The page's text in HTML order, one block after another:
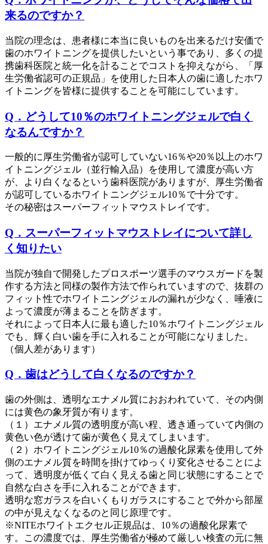
来るのですか？
当院の理念は、患者様に本当に良いものを出来るだけ安価で
歯のホワイトニングを提供したいという事であり、多くの提
携歯科医院と統一化を計ることでコストを抑えながら、「厚
生労働省認可の正規品」を使用した日本人の歯に適したホワ
イトニングを皆様に提供することを可能にしています。
Q．どうして10％のホワイトニングジェルで白く
なるんですか？
一般的に厚生労働省が認可していない16％や20％以上のホワ
イトニングジェル（並行輸入品）を使用して濃度が高い方
が、より白くなるという歯科医院がありますが、厚生労働省
が認可しているホワイトニングジェル10％で十分です。
その秘密はスーパーフィットマウストレイです。
Q．スーパーフィットマウストレイについて詳し
く知りたい
当院が独自で開発したプロスポーツ選手のマウスガードを製
作する方法と同様の製作方法で作られていますので、抜群の
フィット性でホワイトニングジェルの漏れが少なく、唾液に
よって濃度が薄まることを防ぎます。
それによって日本人に最も適した10％ホワイトニングジェル
でも、輝く白い歯を手に入れることが可能になりました。
（個人差があります）
Q．歯はどうして白くなるのですか？
歯の外側は、透明なエナメル質におおわれていて、その内側
には黄色の象牙質が有ります。
（１）エナメル質の透明度が高い程、透き通っていて内側の
黄色い色が透けて歯が黄色く見えてしまいます。
（２）ホワイトニングジェル10％の過酸化尿素を使用して外
側のエナメル質を時間を掛けてゆっくり変化させることによ
って、透明度が低くて白く見える歯と同じ状態にすることで
自然な白さを手に入れることができます。
透明な窓ガラスを白いくもりガラスにすることで外から部屋
の中が見えなくなるのと同じ原理です。
※NITEホワイトエクセル正規品は、10％の過酸化尿素で
す。この濃度では、厚生労働省が極めて厳しい検査の元に無